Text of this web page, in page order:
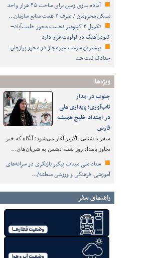
آماده سازی زمین برای ساخت ۴۵ هزار واحد
مسکن محرومان / صرف ۳ همت منابع سازمان…
تکمیل ۳ کیلومتر نخست محور خلعت‌آباد–
کبودرآهنگ در اولویت قرار دارد
بیشترین سرعت غیرمجاز در محور برازجان-
چغادک ثبت شد
ویژه‌ها
جنوب در مدار
تاب‌آوری؛ پایداری ملی
در امتداد خلیج همیشه
فارس
سفر با شتابی ناگزیر آغاز می‌شود؛ آنگاه که خبر
تجاوز بامداد روز شنبه دشمن به شریان‌های…
ستاد ملی میناب پیگیر بازنگری در سرانه‌های
آموزشی، فرهنگی و ورزشی منطقه/…
راهنمای سفر